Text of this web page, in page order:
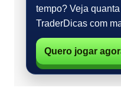
tempo? Veja
TraderDicas com
Quero jogar